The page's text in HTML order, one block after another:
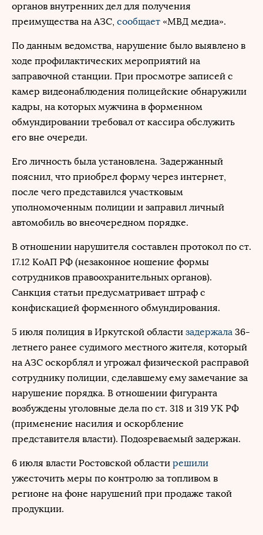
органов внутренних дел для получения
преимущества на АЗС, сообщает «МВД медиа».
По данным ведомства, нарушение было выявлено в
ходе профилактических мероприятий на
заправочной станции. При просмотре записей с
камер видеонаблюдения полицейские обнаружили
кадры, на которых мужчина в форменном
обмундировании требовал от кассира обслужить
его вне очереди.
Его личность была установлена. Задержанный
пояснил, что приобрел форму через интернет,
после чего представился участковым
уполномоченным полиции и заправил личный
автомобиль во внеочередном порядке.
В отношении нарушителя составлен протокол по ст.
17.12 КоАП РФ (незаконное ношение формы
сотрудников правоохранительных органов).
Санкция статьи предусматривает штраф с
конфискацией форменного обмундирования.
5 июля полиция в Иркутской области задержала 36-
летнего ранее судимого местного жителя, который
на АЗС оскорблял и угрожал физической расправой
сотруднику полиции, сделавшему ему замечание за
нарушение порядка. В отношении фигуранта
возбуждены уголовные дела по ст. 318 и 319 УК РФ
(применение насилия и оскорбление
представителя власти). Подозреваемый задержан.
6 июля власти Ростовской области решили
ужесточить меры по контролю за топливом в
регионе на фоне нарушений при продаже такой
продукции.